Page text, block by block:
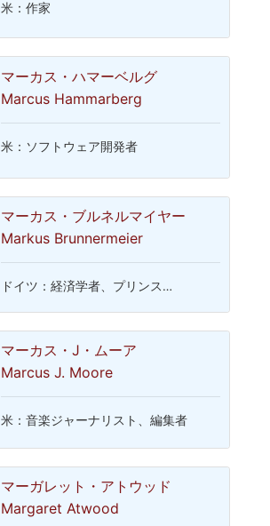
米：作家
マーカス・ハマーベルグ
Marcus Hammarberg
米：ソフトウェア開発者
マーカス・ブルネルマイヤー
Markus Brunnermeier
ドイツ：経済学者、プリンス…
マーカス・J・ムーア
Marcus J. Moore
米：音楽ジャーナリスト、編集者
マーガレット・アトウッド
Margaret Atwood